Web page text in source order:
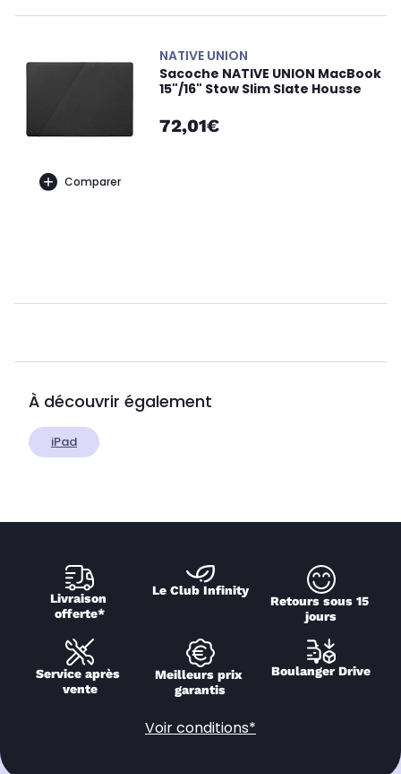
Comparer
NATIVE UNION
Sacoche NATIVE UNION MacBook
15"/16" Stow Slim Slate Housse
72,01€
À découvrir également
iPad
Livraison
offerte*
Le Club Infinity
Retours sous 15
jours
Service après
vente
Meilleurs prix
garantis
Boulanger Drive
Voir conditions*